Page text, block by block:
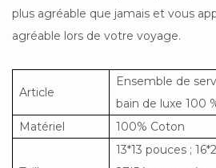
plus agréable que jamais et vous
agréable lors de votre voyage.
Article
Ensemble de
bain de luxe 100
Matériel
100% Coton
13*13 pouces ;